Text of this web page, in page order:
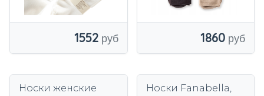
1552 1860
Носки женские
Носки Fanabella,